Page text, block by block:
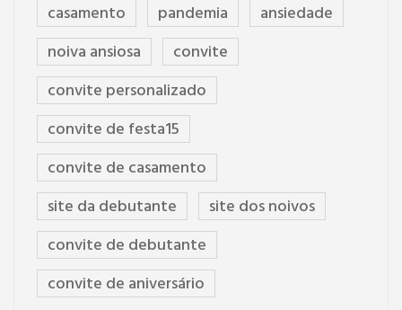
casamento
pandemia
ansiedade
noiva ansiosa
convite
convite personalizado
convite de festa15
convite de casamento
site da debutante
site dos noivos
convite de debutante
convite de aniversário